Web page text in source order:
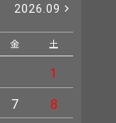
2026.09
金 土
1
7
8